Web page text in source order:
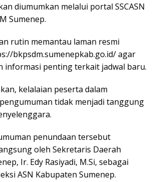
diumumkan melalui portal SSCASN
Sumenep.
rutin memantau laman resmi
bkpsdm.sumenepkab.go.id/ agar
informasi penting terkait jadwal baru.
kelalaian peserta dalam
tidak menjadi tanggung
penundaan tersebut
oleh Sekretaris Daerah
Ir. Edy Rasiyadi, M.Si, sebagai
ASN Kabupaten Sumenep.